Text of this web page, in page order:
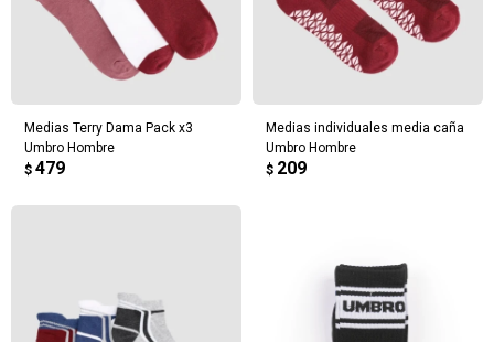
Medias Terry Dama Pack x3
Umbro Hombre
$ 479
Medias individuales media caña
Umbro Hombre
$ 209